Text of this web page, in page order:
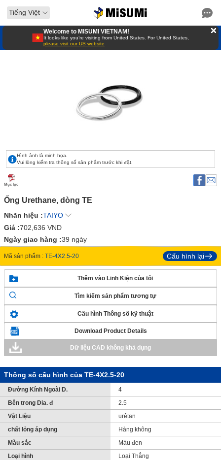
Tiếng Việt
Welcome to MISUMI VIETNAM!
It looks like you’re visiting from United States. For United States,
please visit our US website
Hình ảnh là minh họa.
Vui lòng kiểm tra thông số sản phẩm trước khi đặt.
Mục lục
Ống Urethane, dòng TE
Nhãn hiệu :TAIYO
Giá :702,636 VND
Ngày giao hàng :39 ngày
Mã sản phẩm : TE-4X2.5-20 Cấu hình lại
Thêm vào Linh Kiện của tôi
Tìm kiếm sản phẩm tương tự
Cấu hình Thông số kỹ thuật
Download Product Details
Dữ liệu CAD không khả dụng
Thông số cấu hình của TE-4X2.5-20
Đường Kính Ngoài D.
4
Bên trong Dia. đ
2.5
Vật Liệu
urêtan
chất lỏng áp dụng
Hàng không
Màu sắc
Màu đen
Loại hình
Loại Thẳng